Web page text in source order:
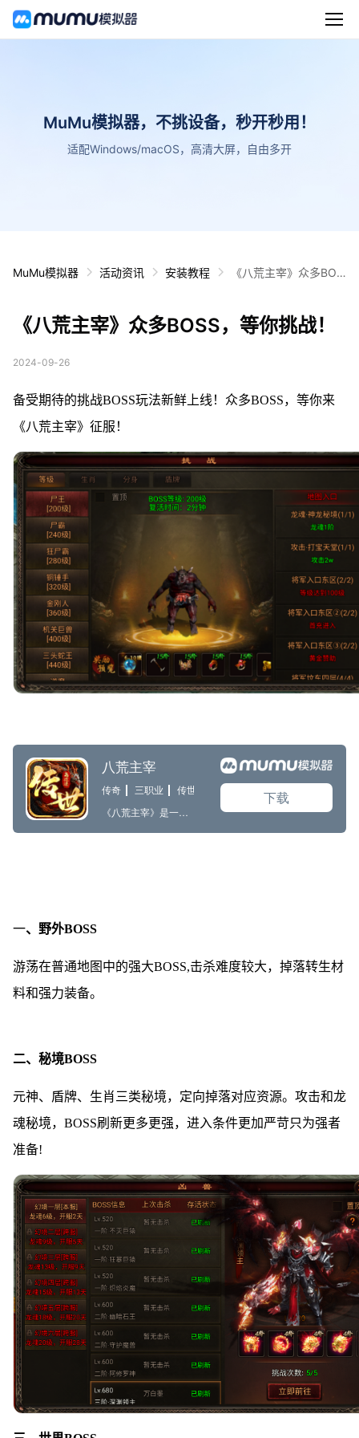
MuMu模拟器，不挑设备，秒开秒用！
适配Windows/macOS，高清大屏，自由多开
MuMu模拟器 活动资讯 安装教程
《八荒主宰》众多BOS
《八荒主宰》众多BOSS，等你挑战！
2024-09-26
备受期待的挑战BOSS玩法新鲜上线！众多BOSS，等你来
《八荒主宰》征服！
一、野外BOSS
游荡在普通地图中的强大BOSS,击杀难度较大，掉落转生材
料和强力装备。
二、秘境BOSS
元神、盾牌、生肖三类秘境，定向掉落对应资源。攻击和龙
魂秘境，BOSS刷新更多更强，进入条件更加严苛只为强者
准备!